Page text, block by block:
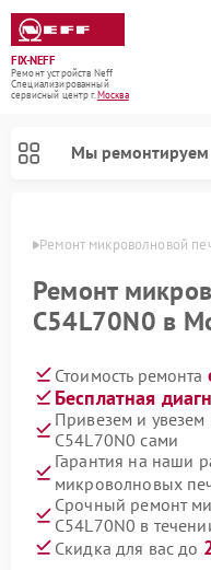
FIX-NEFF
Ремонт устройств Neff
Специализированный
cервисный центр г.Москва
Мы ремонтируем
Ремонт микроволновой
Ремонт
C54L70N0 в
Стоимость ремонта
Бесплатная
Привезем и
C54L70N0 сами
Гарантия на наши
микроволновых
Срочный ремонт
C54L70N0 в
Скидка для вас до